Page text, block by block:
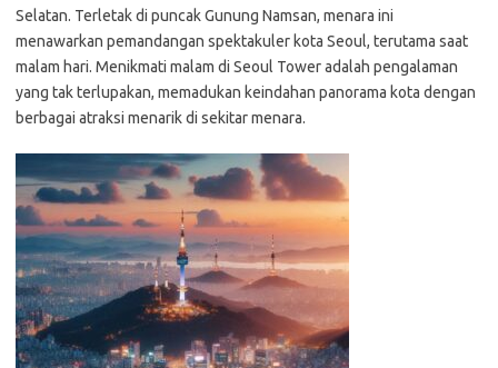
Selatan. Terletak di puncak Gunung Namsan, menara ini
menawarkan pemandangan spektakuler kota Seoul, terutama saat
malam hari. Menikmati malam di Seoul Tower adalah pengalaman
yang tak terlupakan, memadukan keindahan panorama kota dengan
berbagai atraksi menarik di sekitar menara.